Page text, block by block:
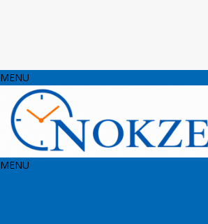
MENU
MENU